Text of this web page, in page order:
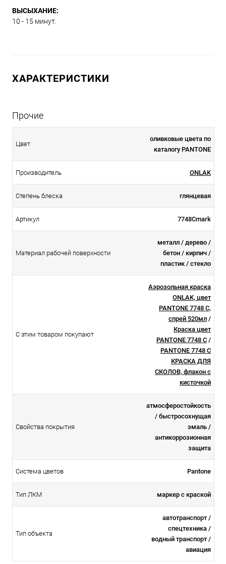
ВЫСЫХАНИЕ:
10 - 15 минут.
ХАРАКТЕРИСТИКИ
Прочие
Цвет
оливковые цвета по
каталогу PANTONE
Производитель ONLAK
Степень блеска глянцевая
Артикул 7748Cmark
Материал рабочей поверхности
металл / дерево /
бетон / кирпич /
пластик / стекло
С этим товаром покупают
Аэрозольная краска
ONLAK, цвет
PANTONE 7748 C,
спрей 520мл /
Краска цвет
PANTONE 7748 C /
PANTONE 7748 C
КРАСКА ДЛЯ
СКОЛОВ, флакон с
кисточкой
Свойства покрытия
атмосферостойкоcть
/ быстросохнущая
эмаль /
антикоррозионная
защита
Система цветов Pantone
Тип ЛКМ маркер с краской
Тип объекта
автотранспорт /
спецтехника /
водный транспорт /
авиация